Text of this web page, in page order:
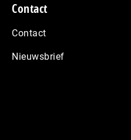
Contact
Contact
Nieuwsbrief